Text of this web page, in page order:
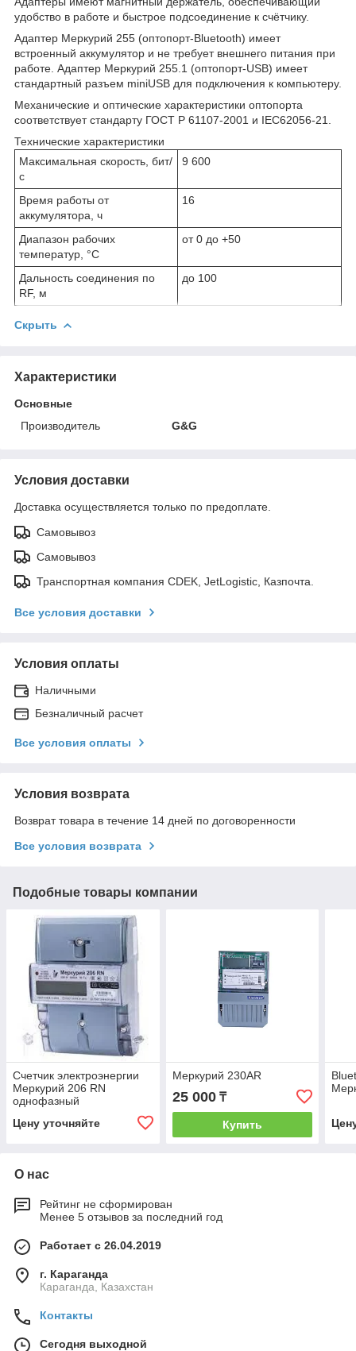
удобство в работе и быстрое подсоединение к счётчику.
Адаптер Меркурий 255 (оптопорт-Bluetooth) имеет
встроенный аккумулятор и не требует внешнего питания при
работе. Адаптер Меркурий 255.1 (оптопорт-USB) имеет
стандартный разъем miniUSB для подключения к компьютеру.
Механические и оптические характеристики оптопорта
соответствует стандарту ГОСТ Р 61107-2001 и IEC62056-21.
Технические характеристики
Максимальная скорость, бит/
с
9 600
Время работы от
аккумулятора, ч
16
Диапазон рабочих
температур, °С
от 0 до +50
Дальность соединения по
RF, м
до 100
Скрыть
Характеристики
Основные
Производитель
G&G
Условия доставки
Доставка осуществляется только по предоплате.
Самовывоз
Самовывоз
Транспортная компания CDEK, JetLogistic, Казпочта.
Все условия доставки
Условия оплаты
Наличными
Безналичный расчет
Все условия оплаты
Условия возврата
Возврат товара в течение 14 дней по договоренности
Все условия возврата
Подобные товары компании
Счетчик электроэнергии
Меркурий 206 RN
однофазный
Цену уточняйте
Меркурий 230AR
25 000₸
Купить
О нас
Рейтинг не сформирован
Менее 5 отзывов за последний год
Работает с 26.04.2019
г. Караганда
Караганда, Казахстан
Контакты
Сегодня выходной